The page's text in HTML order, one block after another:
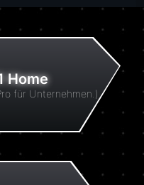
Home
für Unternehmen.)